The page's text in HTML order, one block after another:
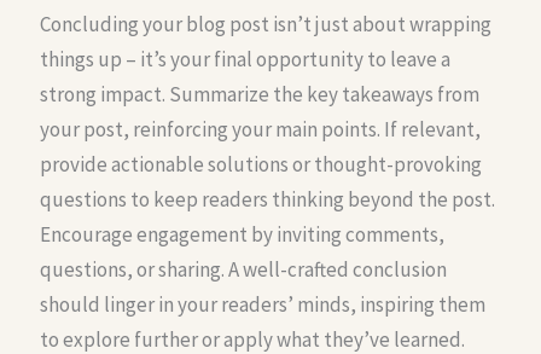
Concluding your blog post isn’t just about wrapping
things up – it’s your final opportunity to leave a
strong impact. Summarize the key takeaways from
your post, reinforcing your main points. If relevant,
provide actionable solutions or thought-provoking
questions to keep readers thinking beyond the post.
Encourage engagement by inviting comments,
questions, or sharing. A well-crafted conclusion
should linger in your readers’ minds, inspiring them
to explore further or apply what they’ve learned.